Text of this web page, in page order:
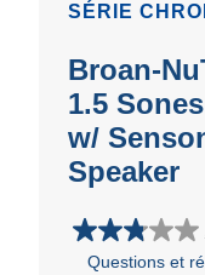
SÉRIE
Broan-
1.5
w/
Speaker
2.8
étoile(s)
Questions et